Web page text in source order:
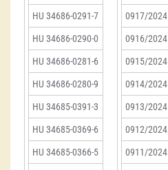
HU 34686-0291-7
HU 34686-0290-0
HU 34686-0281-6
HU 34686-0280-9
HU 34685-0391-3
HU 34685-0369-6
HU 34685-0366-5
0917/2024
0916/2024
0915/2024
0914/2024
0913/2024
0912/2024
0911/2024